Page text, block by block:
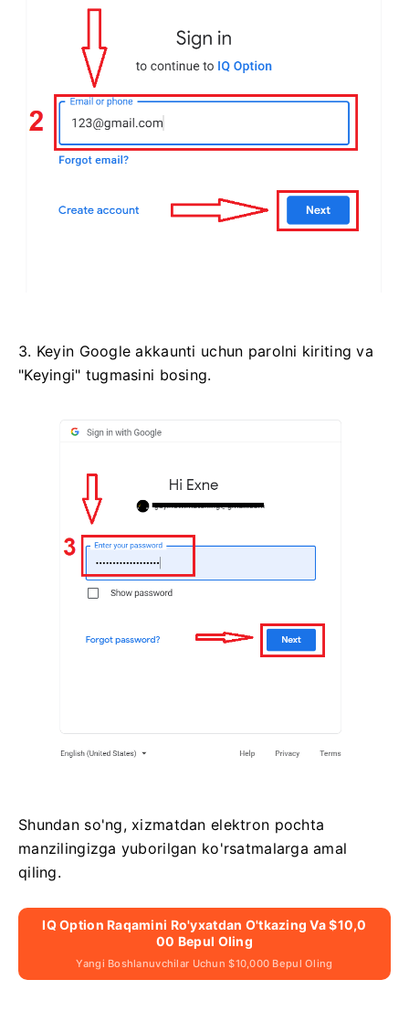
3. Keyin Google akkaunti uchun parolni kiriting va
"Keyingi" tugmasini bosing.
Shundan so'ng, xizmatdan elektron pochta
manzilingizga yuborilgan ko'rsatmalarga amal
qiling.
IQ Option Raqamini Ro'yxatdan O'tkazing Va $10,0
00 Bepul Oling
Yangi Boshlanuvchilar Uchun $10,000 Bepul Oling